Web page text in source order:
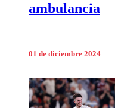
ambulancia
01 de diciembre 2024